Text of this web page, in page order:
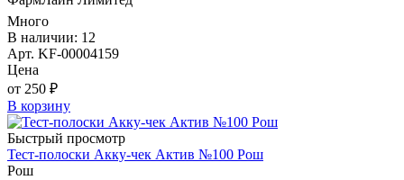
Много
В наличии: 12
Арт. KF-00004159
Цена
от 250 ₽
В корзину
Быстрый просмотр
Тест-полоски Акку-чек Актив №100 Рош
Рош